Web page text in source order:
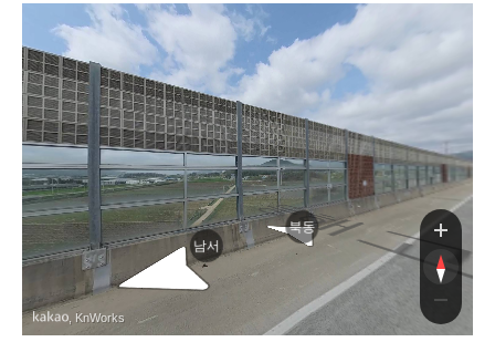
로
로
남서
북동
, KnWorks